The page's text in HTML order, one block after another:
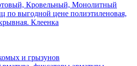
Кровельный, Монолитный
по выгодной цене полиэтиленовая,
Клеенка
и грызунов